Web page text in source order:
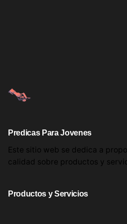
Predicas Para Jovenes
Este sitio web se dedica a
calidad sobre productos y
Productos y Servicios